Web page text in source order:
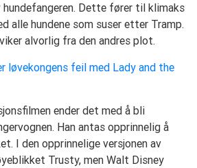
Dette fører til klimaks
alle hundene som suser etter Tramp.
alvorlig fra den andres plot.
løvekongens feil med Lady and the
ender det med å bli
Han antas opprinnelig å
I den opprinnelige versjonen av
Trusty, men Walt Disney